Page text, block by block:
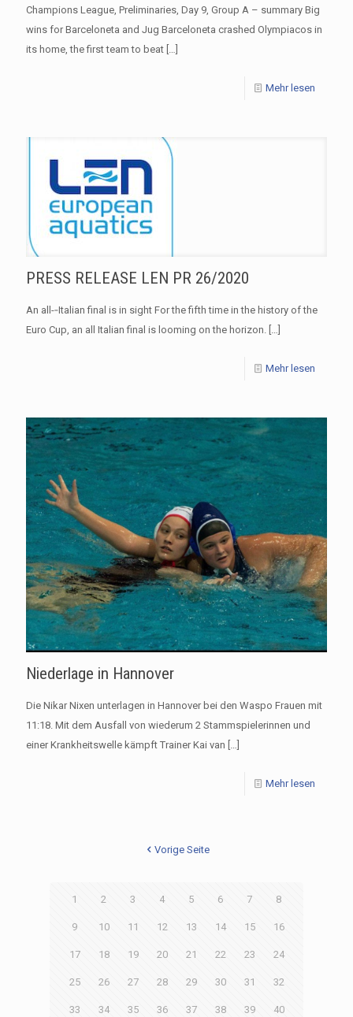
Champions League, Preliminaries, Day 9, Group A – summary Big
wins for Barceloneta and Jug Barceloneta crashed Olympiacos in
its home, the first team to beat
Mehr lesen
PRESS RELEASE LEN PR 26/2020
An all-­‐Italian final is in sight For the fifth time in the history of the
Euro Cup, an all Italian final is looming on the horizon.
Mehr lesen
Niederlage in Hannover
Die Nikar Nixen unterlagen in Hannover bei den Waspo Frauen mit
11:18. Mit dem Ausfall von wiederum 2 Stammspielerinnen und
einer Krankheitswelle kämpft Trainer Kai van […]
Mehr lesen
Vorige Seite
1 2 3 4 5 6 7 8
9 10 11 12 13 14 15 16
17 18 19 20 21 22 23 24
25 26 27 28 29 30 31 32
33 34 35 36 37 38 39 40